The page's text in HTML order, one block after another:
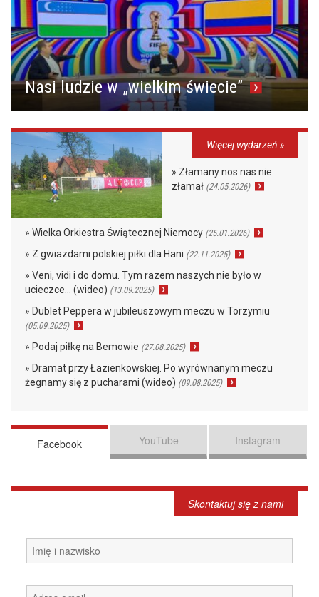
Nasi ludzie w „wielkim świecie”
Więcej wydarzeń »
» Złamany nos nas nie
złamał (24.05.2026)
» Wielka Orkiestra Świątecznej Niemocy (25.01.2026)
» Z gwiazdami polskiej piłki dla Hani (22.11.2025)
» Veni, vidi i do domu. Tym razem naszych nie było w
ucieczce… (wideo) (13.09.2025)
» Dublet Peppera w jubileuszowym meczu w Torzymiu
(05.09.2025)
» Podaj piłkę na Bemowie (27.08.2025)
» Dramat przy Łazienkowskiej. Po wyrównanym meczu
żegnamy się z pucharami (wideo) (09.08.2025)
Facebook YouTube Instagram
Skontaktuj się z nami